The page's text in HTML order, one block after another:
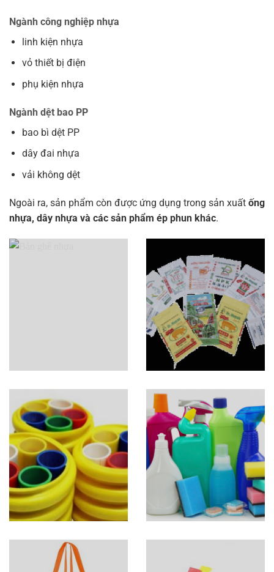
Ngành công nghiệp nhựa
linh kiện nhựa
vỏ thiết bị điện
phụ kiện nhựa
Ngành dệt bao PP
bao bì dệt PP
dây đai nhựa
vải không dệt
Ngoài ra, sản phẩm còn được ứng dụng trong sản xuất ống
nhựa, dây nhựa và các sản phẩm ép phun khác.